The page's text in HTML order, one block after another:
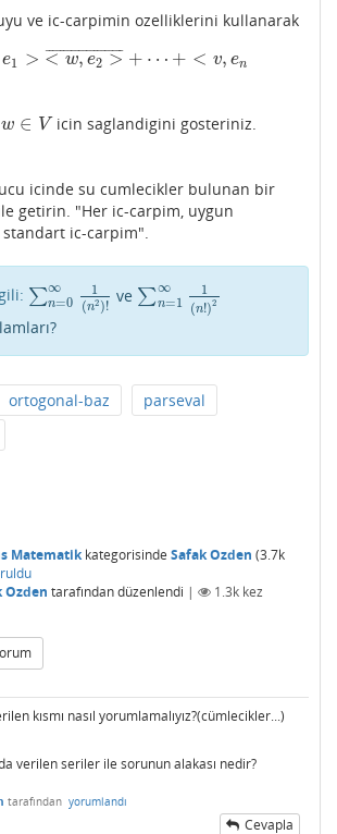
ve ic-carpimin ozelliklerini kullanarak
e1 > < w,e2 >
¯ ¯
¯¯¯¯¯¯¯¯¯¯¯¯¯¯¯¯¯¯¯ + ⋯ + < v, en
v, 1> <w ,e2 >¯+ ⋯ +<v, e n >< w,e n>¯
w ∈ V
∈ V icin saglandigini gosteriniz.
icinde su cumlecikler bulunan bir
getirin. "Her ic-carpim, uygun
ic-carpim".
∑∞
n=0
1
(n2 )!
∑ n=0 ∞ 1(n2) ve ∑∞
n=1
1
(n!)2
∑ n=1 ∞ 1(n!)2
ortogonal-baz
parseval
Matematikkategorisinde Safak Ozden (3.7k
Ozden tarafındandüzenlendi | 1.3k kez
kısmı nasıl yorumlamalıyız?(cümlecikler...)
verilen seriler ile sorunun alakası nedir?
tarafından yorumlandı
Cevapla